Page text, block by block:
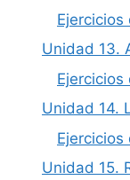
Ejercicios
Unidad 13.
Ejercicios
Unidad 14.
Ejercicios
Unidad 15.